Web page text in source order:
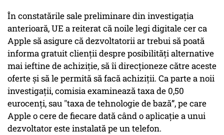
În constatările sale preliminare din investigația
anterioară, UE a reiterat că noile legi digitale cer ca
Apple să asigure că dezvoltatorii ar trebui să poată
informa gratuit clienții despre posibilități alternative
mai ieftine de achiziție, să îi direcționeze către aceste
oferte și să le permită să facă achiziții. Ca parte a noii
investigații, comisia examinează taxa de 0,50
eurocenți, sau "taxa de tehnologie de bază”, pe care
Apple o cere de fiecare dată când o aplicație a unui
dezvoltator este instalată pe un telefon.